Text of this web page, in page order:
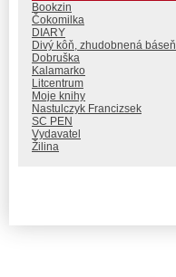
Bookzin
Čokomilka
DIARY
Divý kôň, zhudobnená báseň
Dobruška
Kalamarko
Litcentrum
Moje knihy
Nastulczyk Francizsek
SC PEN
Vydavatel
Žilina